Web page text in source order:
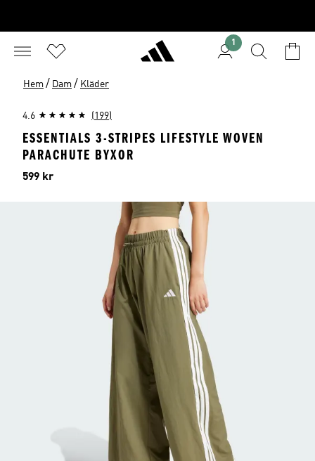
1
Hem / Dam / Kläder
4.6 (199)
ESSENTIALS 3-STRIPES LIFESTYLE WOVEN
PARACHUTE BYXOR
Pris
599 kr